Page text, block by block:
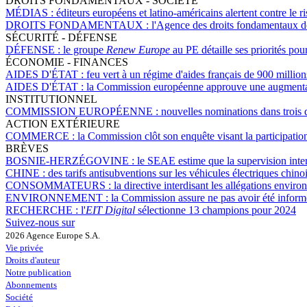
MÉDIAS : éditeurs européens et latino-américains alertent contre le
DROITS FONDAMENTAUX : l'Agence des droits fondamentaux
SÉCURITÉ - DÉFENSE
DÉFENSE : le groupe Renew Europe au PE détaille ses priorités
ÉCONOMIE - FINANCES
AIDES D'ÉTAT : feu vert à un régime d'aides français de 900
AIDES D'ÉTAT : la Commission européenne approuve une
INSTITUTIONNEL
COMMISSION EUROPÉENNE : nouvelles nominations dans trois
ACTION EXTÉRIEURE
COMMERCE : la Commission clôt son enquête visant la
BRÈVES
BOSNIE-HERZÉGOVINE : le SEAE estime que la supervision
CHINE : des tarifs antisubventions sur les véhicules électriques
CONSOMMATEURS : la directive interdisant les allégations
ENVIRONNEMENT : la Commission assure ne pas avoir été
RECHERCHE : l'EIT Digital sélectionne 13 champions pour 2024
Suivez-nous sur
2026 Agence Europe S.A.
Vie privée
Droits d'auteur
Notre publication
Abonnements
Société